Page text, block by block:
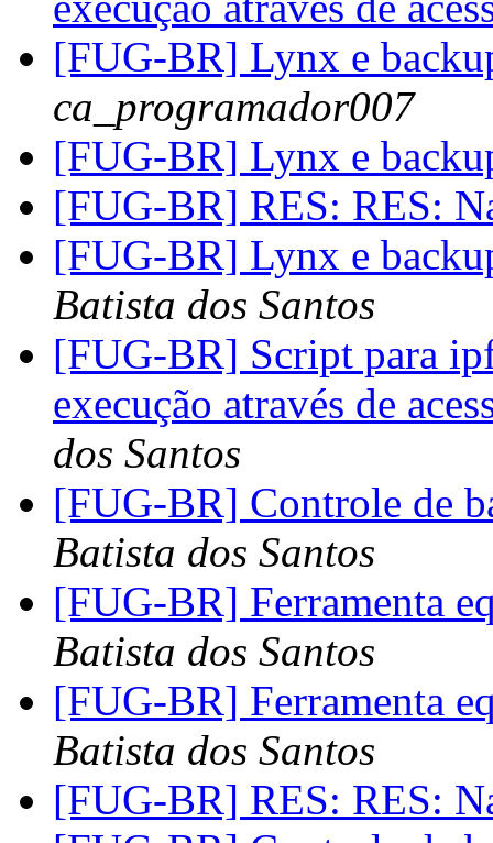
[FUG-BR] Lynx e
ca_programador007
[FUG-BR] Lynx e
[FUG-BR] RES: RES:
[FUG-BR] Lynx e
Batista dos Santos
[FUG-BR] Script para
execução através de
dos Santos
[FUG-BR] Controle de
Batista dos Santos
[FUG-BR] Ferramenta
Batista dos Santos
[FUG-BR] Ferramenta
Batista dos Santos
[FUG-BR] RES: RES: